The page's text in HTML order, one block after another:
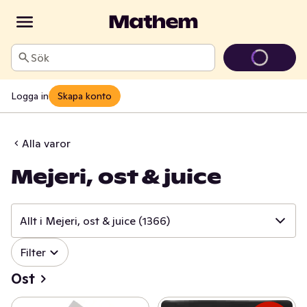
Sök
Logga in Skapa konto
Alla varor
Mejeri, ost & juice
Allt i Mejeri, ost & juice (1366)
✓ Allt i Mejeri, ost & juice
✓ Ost
Filter
Ost